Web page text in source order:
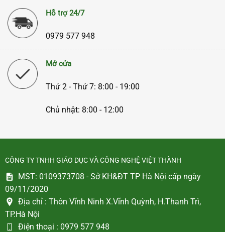
Hỗ trợ 24/7
0979 577 948
Mở cửa
Thứ 2 - Thứ 7: 8:00 - 19:00
Chủ nhật: 8:00 - 12:00
CÔNG TY TNHH GIÁO DỤC VÀ CÔNG NGHỆ VIỆT THÀNH
MST: 0109373708 - Sở KH&ĐT TP Hà Nội cấp ngày
09/11/2020
Địa chỉ : Thôn Vĩnh Ninh X.Vĩnh Quỳnh, H.Thanh Trì,
TP.Hà Nội
Điện thoại : 0979 577 948